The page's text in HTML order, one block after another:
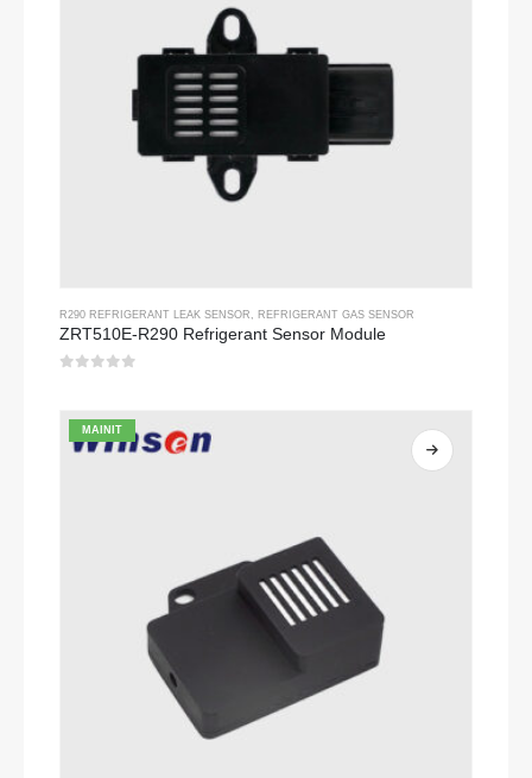
R290 REFRIGERANT LEAK SENSOR REFRIGERANT GAS SENSOR
ZRT510E-R290 Refrigerant Sensor Module
MAINIT